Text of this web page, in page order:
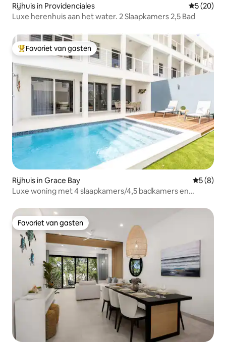
Rijhuis in Providenciales
5 (20)
Luxe herenhuis aan het water. 2 Slaapkamers 2,5 Bad
Topfavoriet van gasten
Favoriet van gasten
Rijhuis in Grace Bay
5 (8)
Luxe woning met 4 slaapkamers/4,5 badkamers en
Favoriet van gasten
Favoriet van gasten